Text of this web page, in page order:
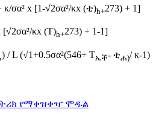
κ/σα² x [1-√2σα²/κx (ቲ)h+273) + 1]
[√2σα²/κx (T)h+273) + 1-1]
) / L (√1+0.5σα²(546+ Tኤች- ቲሐ)/ κ-1)